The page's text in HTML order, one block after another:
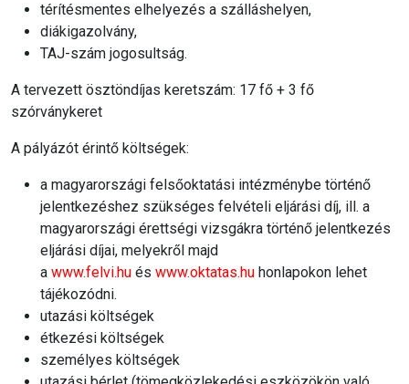
térítésmentes elhelyezés a szálláshelyen,
diákigazolvány,
TAJ-szám jogosultság.
A tervezett ösztöndíjas keretszám: 17 fő + 3 fő
szórványkeret
A pályázót érintő költségek:
a magyarországi felsőoktatási intézménybe történő
jelentkezéshez szükséges felvételi eljárási díj, ill. a
magyarországi érettségi vizsgákra történő jelentkezés
eljárási díjai, melyekről majd
a www.felvi.hu és www.oktatas.hu honlapokon lehet
tájékozódni.
utazási költségek
étkezési költségek
személyes költségek